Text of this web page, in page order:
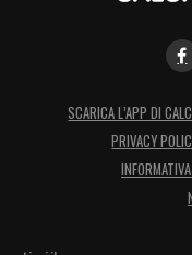
SCARICA L’APP DI
PRIVACY